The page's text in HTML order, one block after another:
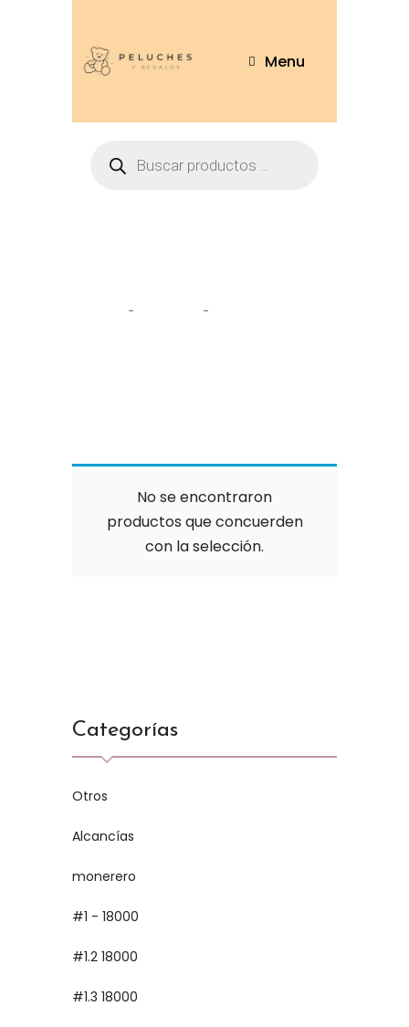
Menu
No se encontraron
productos que concuerden
con la selección.
Categorías
Otros
Alcancías
monerero
#1 - 18000
#1.2 18000
#1.3 18000